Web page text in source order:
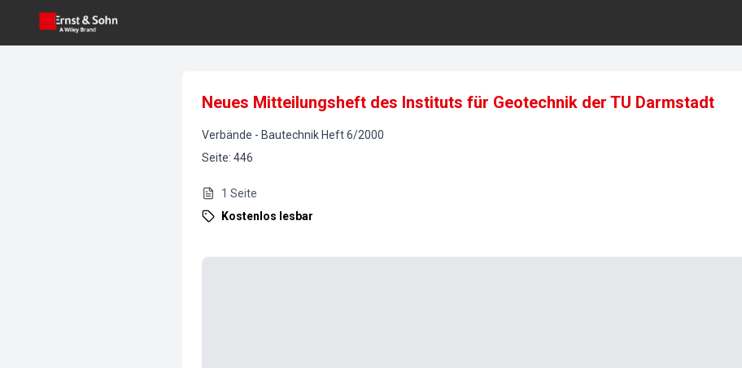
Neues Mitteilungsheft des Instituts für Geotechnik der TU Darmstadt
Verbände - Bautechnik Heft6/2000
Seite: 446
1 Seite
Kostenlos lesbar